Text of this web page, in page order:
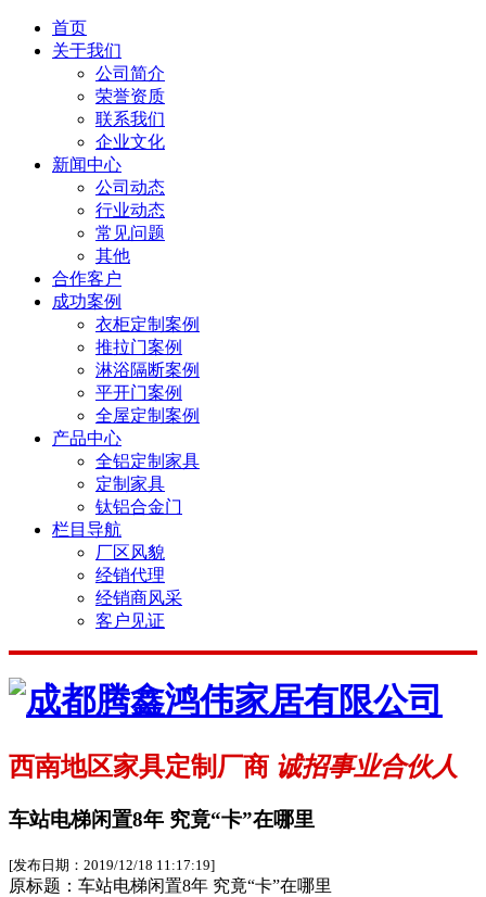
首页
关于我们
公司简介
荣誉资质
联系我们
企业文化
新闻中心
公司动态
行业动态
常见问题
其他
合作客户
成功案例
衣柜定制案例
推拉门案例
淋浴隔断案例
平开门案例
全屋定制案例
产品中心
全铝定制家具
定制家具
钛铝合金门
栏目导航
厂区风貌
经销代理
经销商风采
客户见证
西南地区家具定制厂商 诚招事业合伙人
车站电梯闲置8年 究竟“卡”在哪里
[发布日期：2019/12/18 11:17:19]
原标题：车站电梯闲置8年 究竟“卡”在哪里